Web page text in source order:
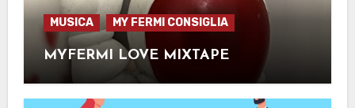
MUSICA MY FERMI CONSIGLIA
MYFERMI LOVE MIXTAPE